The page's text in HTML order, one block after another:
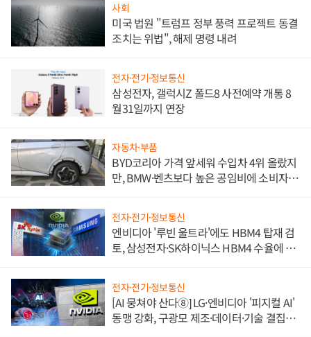
사회
미국 법원 "트럼프 정부 풍력 프로젝트 동결
조치는 위법", 해제 명령 내려
전자·전기·정보통신
삼성전자, 갤럭시Z 폴드8 사전예약 개통 8
월31일까지 연장
자동차·부품
BYD코리아 가격 앞세워 수입차 4위 올랐지
만, BMW·벤츠보다 높은 공임비에 소비자
전자·전기·정보통신
엔비디아 '루빈 울트라'에도 HBM4 탑재 검
토, 삼성전자·SK하이닉스 HBM4 수율에 주
전자·전기·정보통신
[AI 뭉쳐야 산다⑧] LG·엔비디아 '피지컬 AI'
동맹 강화, 구광모 제조·데이터·기술 결집